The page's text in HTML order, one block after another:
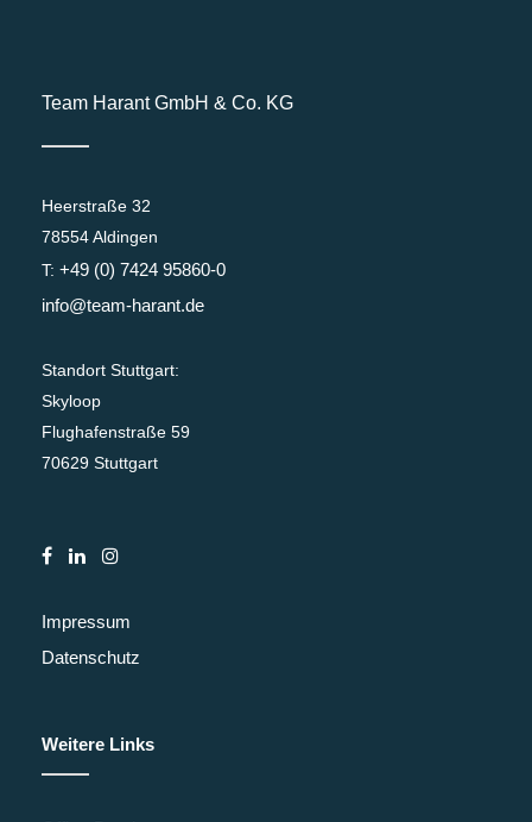
Team Harant GmbH & Co. KG
Heerstraße 32
78554 Aldingen
T: +49 (0) 7424 95860-0
info@team-harant.de
Standort Stuttgart:
Skyloop
Flughafenstraße 59
70629 Stuttgart
Impressum
Datenschutz
Weitere Links